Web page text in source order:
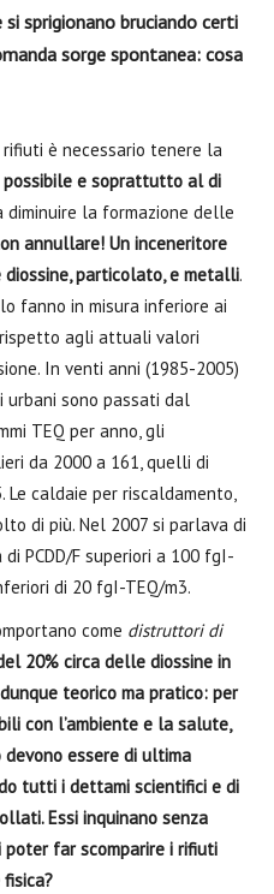
sprigionano bruciando certi
sorge spontanea: cosa
è necessario tenere la
e soprattutto al di
diminuire la formazione delle
annullare! Un inceneritore
particolato, e metalli.
fanno in misura inferiore ai
agli attuali valori
In venti anni (1985-2005)
sono passati dal
TEQ per anno, gli
da 2000 a 161, quelli di
caldaie per riscaldamento,
di più. Nel 2007 si parlava di
PCDD/F superiori a 100 fgI-
di 20 fgI-TEQ/m3.
come distruttori di
20% circa delle diossine in
teorico ma pratico: per
con l’ambiente e la salute,
essere di ultima
tutti i dettami scientifici e di
Essi inquinano senza
far scomparire i rifiuti